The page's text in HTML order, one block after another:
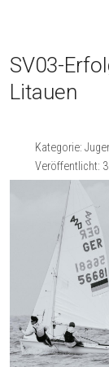
SV03-
Litauen
Kategorie:
Veröffentlicht: